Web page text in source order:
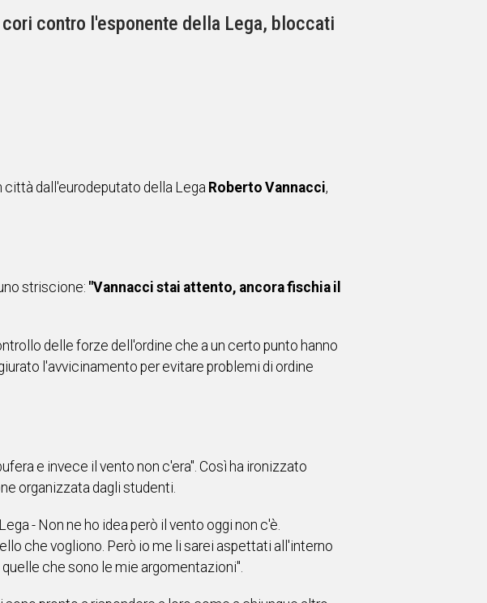
contro l'esponente della Lega, bloccati
dall'eurodeputato della Lega Roberto Vannacci,
striscione: "Vannacci stai attento, ancora fischia il
delle forze dell'ordine che a un certo punto hanno
l'avvicinamento per evitare problemi di ordine
e invece il vento non c'era". Così ha ironizzato
organizzata dagli studenti.
- Non ne ho idea però il vento oggi non c'è.
che vogliono. Però io me li sarei aspettati all'interno
che sono le mie argomentazioni".